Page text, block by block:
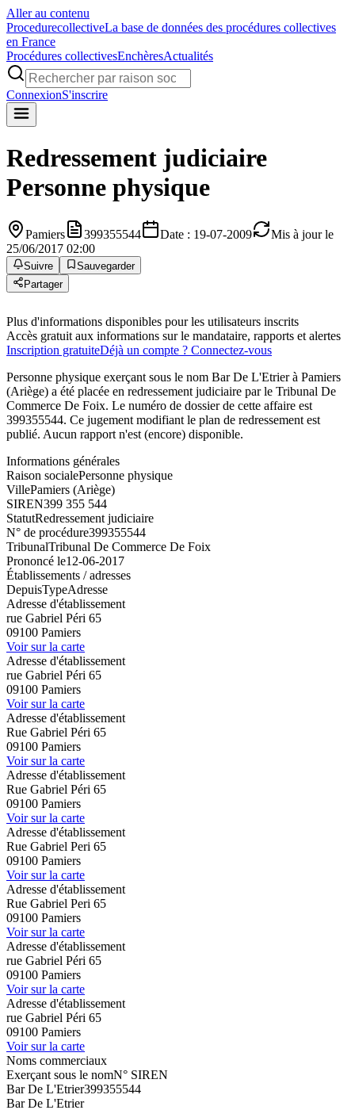
Aller au contenu
ProcedurecollectiveLa base de données des procédures collectives
en France
Procédures collectivesEnchèresActualités
ConnexionS'inscrire
Redressement judiciaire
Personne physique
Pamiers 399355544 Date : 19-07-2009
Mis à jour le
25/06/2017 02:00
Suivre
Sauvegarder
Partager
Plus d'informations disponibles pour les utilisateurs inscrits
Accès gratuit aux informations sur le mandataire, rapports et alertes
Inscription gratuiteDéjà un compte ? Connectez-vous
Personne physique exerçant sous le nom Bar De L'Etrier à Pamiers
(Ariège) a été placée en redressement judiciaire par le Tribunal De
Commerce De Foix. Le numéro de dossier de cette affaire est
399355544. Ce jugement modifiant le plan de redressement est
publié. Aucun rapport n'est (encore) disponible.
Informations générales
Raison socialePersonne physique
VillePamiers (Ariège)
SIREN399 355 544
StatutRedressement judiciaire
N° de procédure399355544
TribunalTribunal De Commerce De Foix
Prononcé le12-06-2017
Établissements / adresses
DepuisTypeAdresse
Adresse d'établissement
rue Gabriel Péri 65
09100 Pamiers
Voir sur la carte
Adresse d'établissement
rue Gabriel Péri 65
09100 Pamiers
Voir sur la carte
Adresse d'établissement
Rue Gabriel Péri 65
09100 Pamiers
Voir sur la carte
Adresse d'établissement
Rue Gabriel Péri 65
09100 Pamiers
Voir sur la carte
Adresse d'établissement
Rue Gabriel Peri 65
09100 Pamiers
Voir sur la carte
Adresse d'établissement
Rue Gabriel Peri 65
09100 Pamiers
Voir sur la carte
Adresse d'établissement
rue Gabriel Péri 65
09100 Pamiers
Voir sur la carte
Adresse d'établissement
rue Gabriel Péri 65
09100 Pamiers
Voir sur la carte
Noms commerciaux
Exerçant sous le nomN° SIREN
Bar De L'Etrier399355544
Bar De L'Etrier